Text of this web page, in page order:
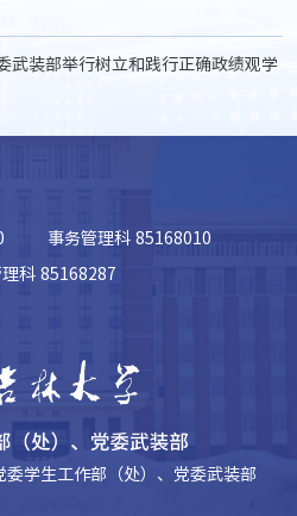
武装部举行树立和践行正确政绩观学
事务管理科 85168010
科 85168287
学生工作部（处）、党委武装部